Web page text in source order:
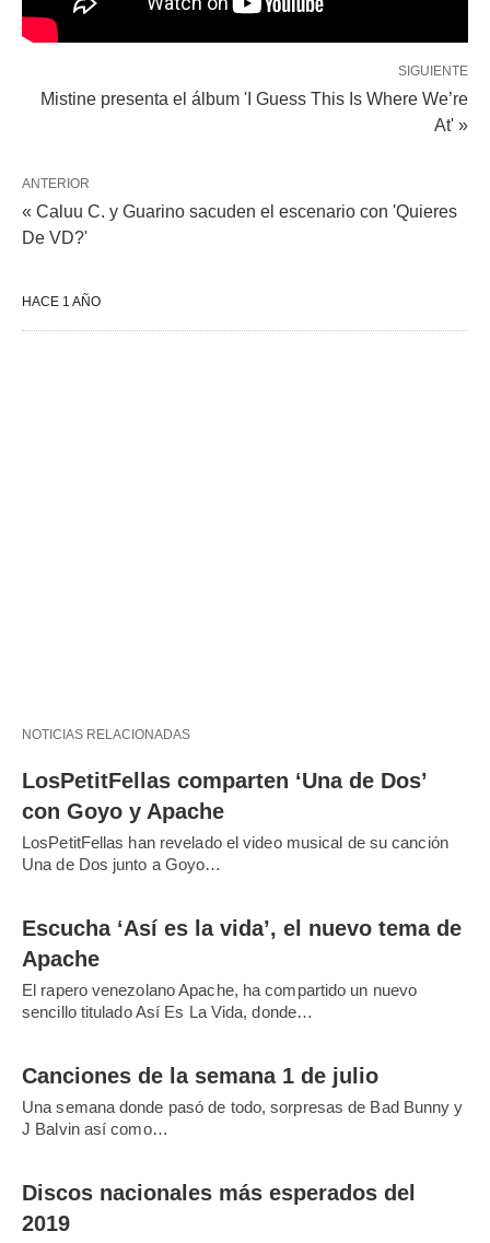
SIGUIENTE
Mistine presenta el álbum 'I Guess This Is Where We’re
At' »
ANTERIOR
« Caluu C. y Guarino sacuden el escenario con 'Quieres
De VD?'
HACE 1 AÑO
NOTICIAS RELACIONADAS
LosPetitFellas comparten ‘Una de Dos’
con Goyo y Apache
LosPetitFellas han revelado el video musical de su canción
Una de Dos junto a Goyo…
Escucha ‘Así es la vida’, el nuevo tema de
Apache
El rapero venezolano Apache, ha compartido un nuevo
sencillo titulado Así Es La Vida, donde…
Canciones de la semana 1 de julio
Una semana donde pasó de todo, sorpresas de Bad Bunny y
J Balvin así como…
Discos nacionales más esperados del
2019